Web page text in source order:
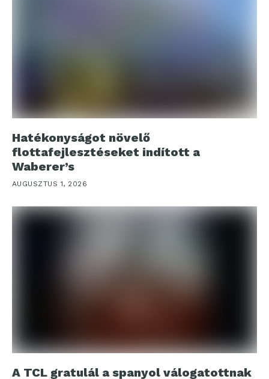
Hatékonyságot növelő
flottafejlesztéseket indított a
Waberer’s
AUGUSZTUS 1, 2026
A TCL gratulál a spanyol válogatottnak